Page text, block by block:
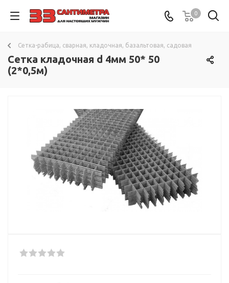
0
Сетка-рабица, сварная, кладочная, базальтовая, садовая
Сетка кладочная d 4мм 50* 50
(2*0,5м)